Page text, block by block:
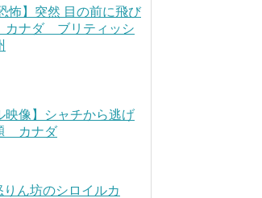
怖】突然 目の前に飛び
カナダ ブリティッシ
映像】シャチから逃げ
カナダ
りん坊のシロイルカ